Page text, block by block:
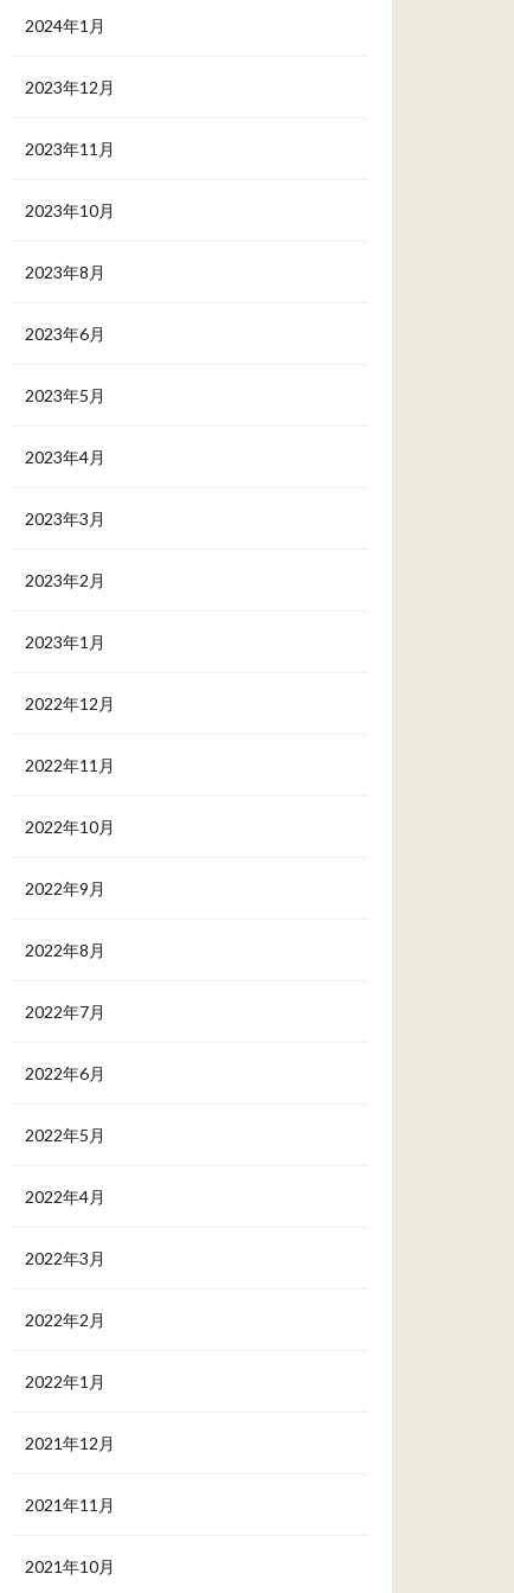
2024年1月
2023年12月
2023年11月
2023年10月
2023年8月
2023年6月
2023年5月
2023年4月
2023年3月
2023年2月
2023年1月
2022年12月
2022年11月
2022年10月
2022年9月
2022年8月
2022年7月
2022年6月
2022年5月
2022年4月
2022年3月
2022年2月
2022年1月
2021年12月
2021年11月
2021年10月